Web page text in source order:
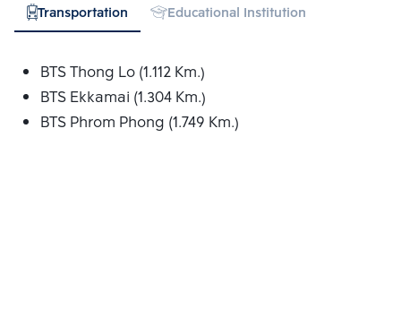
Transportation Educational Institution
BTS Thong Lo (1.112 Km.)
BTS Ekkamai (1.304 Km.)
BTS Phrom Phong (1.749 Km.)